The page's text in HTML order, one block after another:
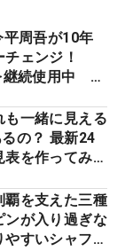
平周吾が10年
ェンジ！
継続使用中 #
も一緒に見える
の？ 最新24
表を作ってみ
覇を支えた三種
が入り過ぎな
やすいシャフ